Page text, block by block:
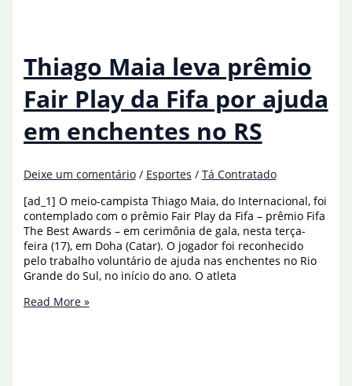
POA
empossado
Thiago Maia leva prêmio
Fair Play da Fifa por ajuda
em enchentes no RS
Deixe um comentário / Esportes / Tá Contratado
[ad_1] O meio-campista Thiago Maia, do Internacional, foi
contemplado com o prêmio Fair Play da Fifa – prêmio Fifa
The Best Awards – em cerimônia de gala, nesta terça-
feira (17), em Doha (Catar). O jogador foi reconhecido
pelo trabalho voluntário de ajuda nas enchentes no Rio
Grande do Sul, no início do ano. O atleta
Thiago
Read More »